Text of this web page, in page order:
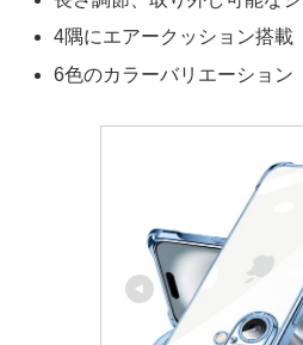
4隅にエアークッション搭載
6色のカラーバリエーション